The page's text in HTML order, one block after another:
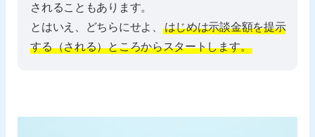
されることもあります。
とはいえ、どちらにせよ、
はじめは示談金額を提示
する（される）ところからスタートします。